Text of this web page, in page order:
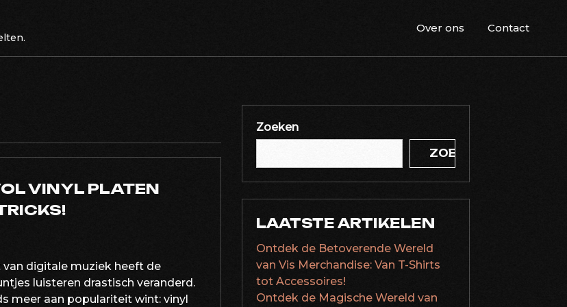
Over ons Contact
VINYL PLATEN
digitale muziek heeft de
luisteren drastisch veranderd.
meer aan populariteit wint: vinyl
Zoeken
ZOEKEN
LAATSTE ARTIKELEN
Ontdek de Betoverende Wereld
van Vis Merchandise: Van T-Shirts
tot Accessoires!
Ontdek de Magische Wereld van